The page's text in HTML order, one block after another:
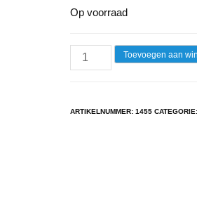
Op voorraad
-
Convention
Toevoegen aan
ARTIKELNUMMER:1455